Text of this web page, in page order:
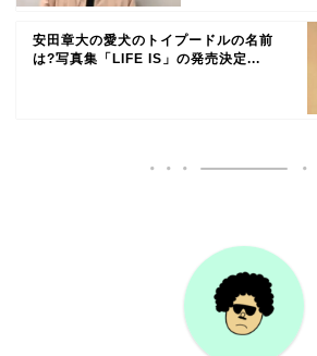
安田章大の愛犬のトイプードルの名前
は?写真集「LIFE IS」の発売決定...